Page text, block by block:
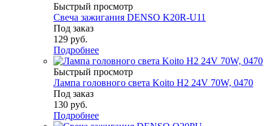
Быстрый просмотр
Свеча зажигания DENSO K20R-U11
Под заказ
129 руб.
Подробнее
Быстрый просмотр
Лампа головного света Koito H2 24V 70W, 0470
Под заказ
130 руб.
Подробнее